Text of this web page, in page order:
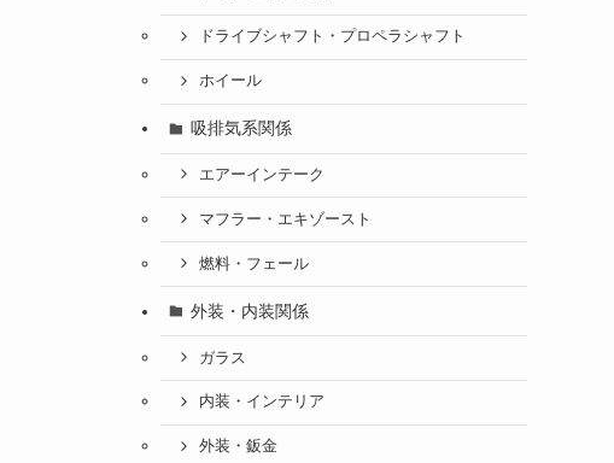
ドライブシャフト・プロペラシャフト
ホイール
吸排気系関係
エアーインテーク
マフラー・エキゾースト
燃料・フェール
外装・内装関係
ガラス
内装・インテリア
外装・鈑金